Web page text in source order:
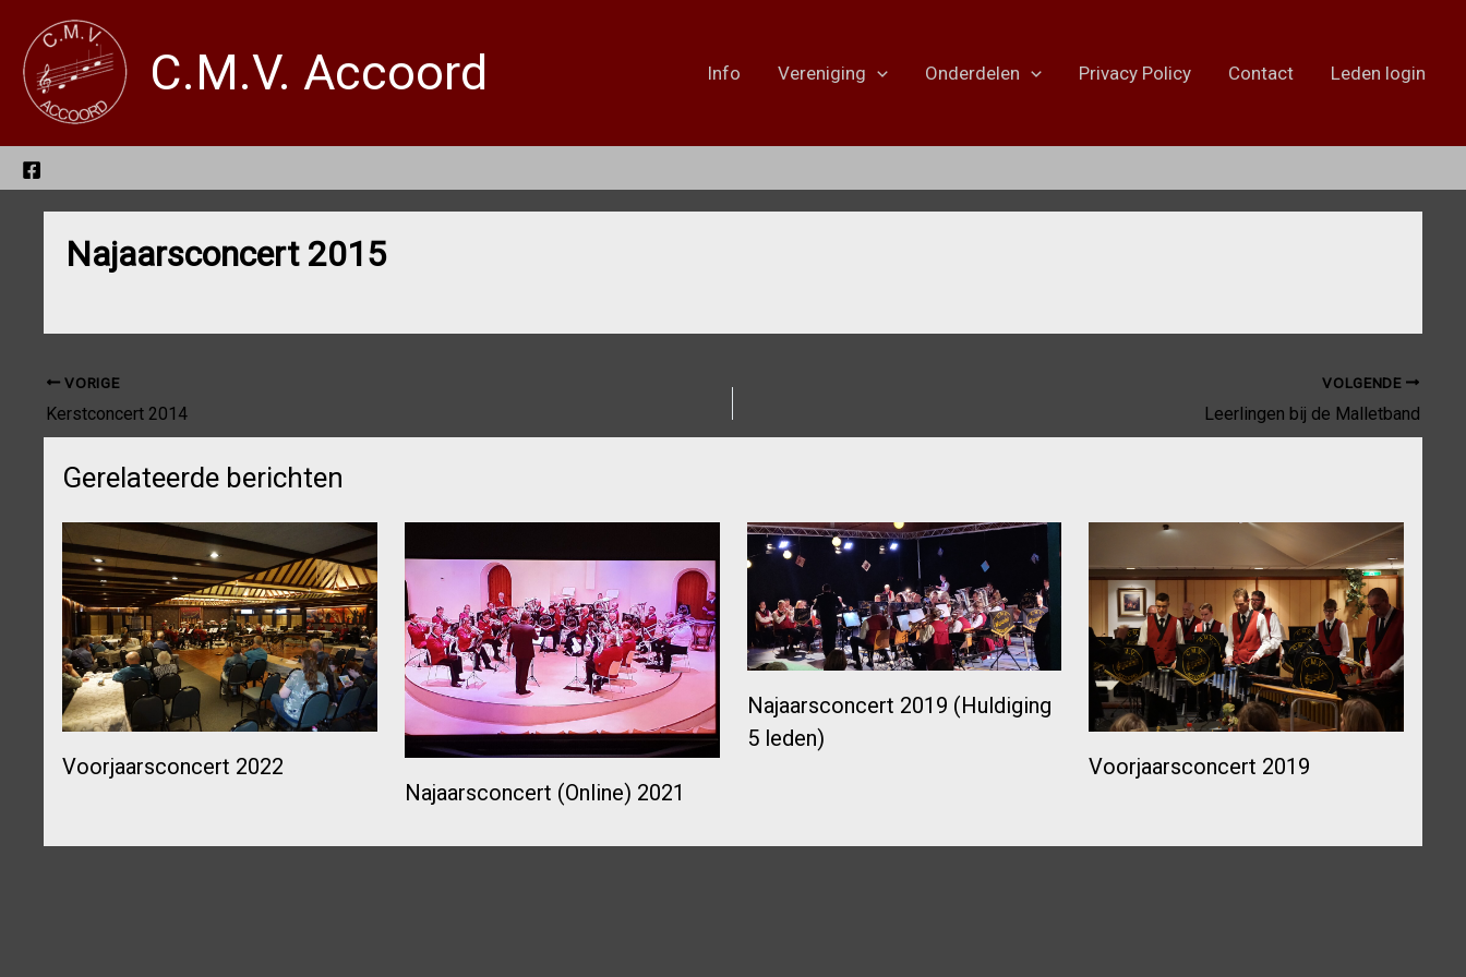
naar
inhoud
C.M.V. Accoord Info Vereniging Onderdelen Privacy Policy Contact Leden login
Najaarsconcert 2015
VORIGE
Kerstconcert 2014
VOLGENDE
Leerlingen bij de Malletband
Gerelateerde berichten
Voorjaarsconcert 2022
Najaarsconcert (Online) 2021
Najaarsconcert 2019 (Huldiging
5 leden)
Voorjaarsconcert 2019